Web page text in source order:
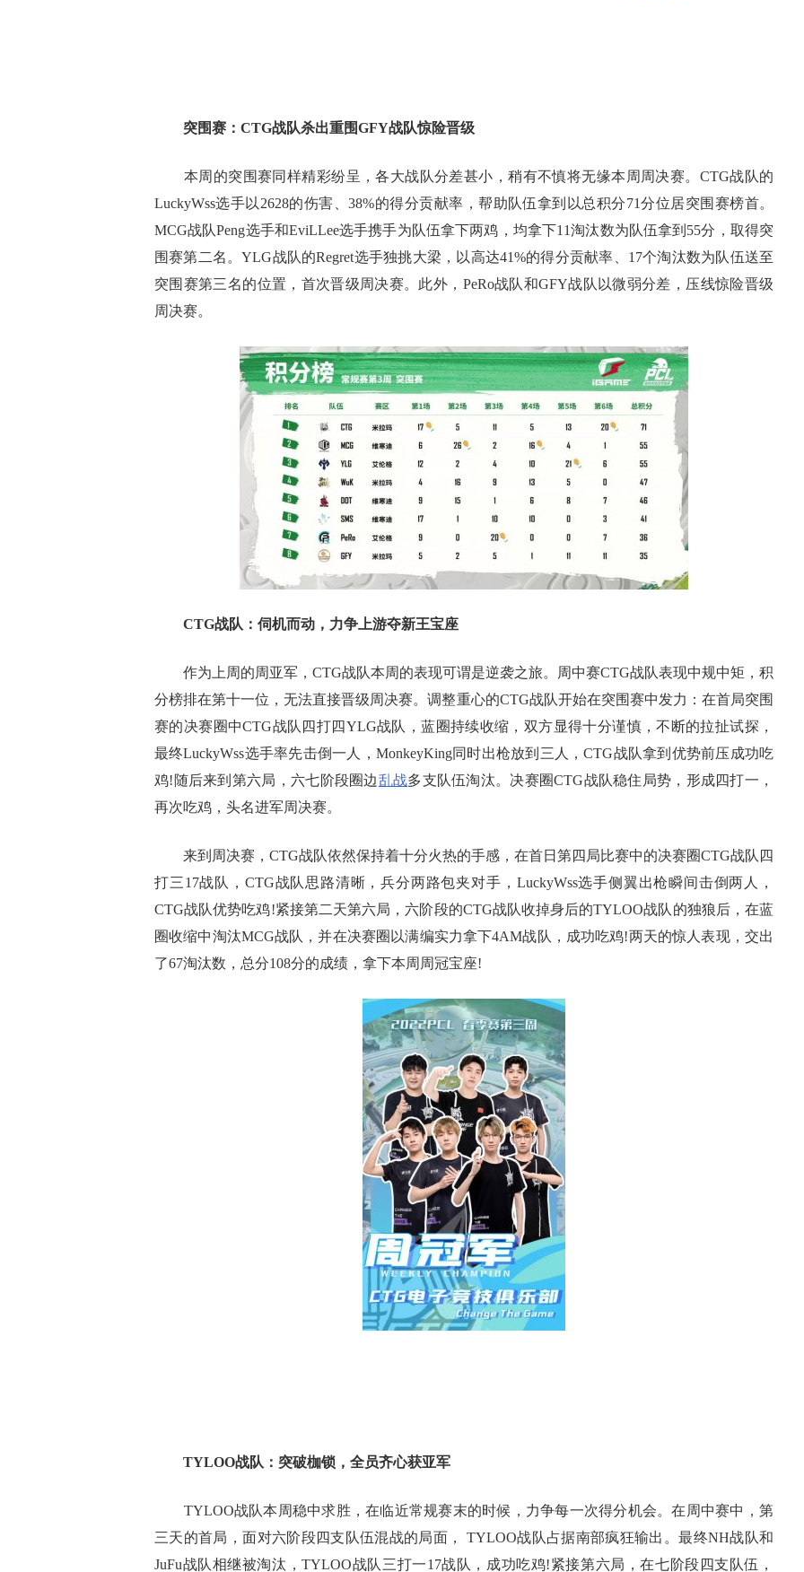
突围赛： CTG战队杀出重围GFY战队惊险晋级
本周的突围赛同样精彩纷呈，各大战队分差甚小，稍有不慎将无缘本周周决赛。CTG战队的
LuckyWss选手以2628的伤害、38%的得分贡献率，帮助队伍拿到以总积分71分位居突围赛榜首。
MCG战队Peng选手和EviLLee选手携手为队伍拿下两鸡，均拿下11淘汰数为队伍拿到55分，取得突
围赛第二名。YLG战队的Regret选手独挑大梁，以高达41%的得分贡献率、17个淘汰数为队伍送至
突围赛第三名的位置，首次晋级周决赛。此外，PeRo战队和GFY战队以微弱分差，压线惊险晋级
周决赛。
CTG战队：伺机而动，力争上游夺新王宝座
作为上周的周亚军，CTG战队本周的表现可谓是逆袭之旅。周中赛CTG战队表现中规中矩，积
分榜排在第十一位，无法直接晋级周决赛。调整重心的CTG战队开始在突围赛中发力：在首局突围
赛的决赛圈中CTG战队四打四YLG战队，蓝圈持续收缩，双方显得十分谨慎，不断的拉扯试探，
最终LuckyWss选手率先击倒一人，MonkeyKing同时出枪放到三人，CTG战队拿到优势前压成功吃
鸡!随后来到第六局，六七阶段圈边乱战多支队伍淘汰。决赛圈CTG战队稳住局势，形成四打一，
再次吃鸡，头名进军周决赛。
来到周决赛，CTG战队依然保持着十分火热的手感，在首日第四局比赛中的决赛圈CTG战队四
打三17战队，CTG战队思路清晰，兵分两路包夹对手，LuckyWss选手侧翼出枪瞬间击倒两人，
CTG战队优势吃鸡!紧接第二天第六局，六阶段的CTG战队收掉身后的TYLOO战队的独狼后，在蓝
圈收缩中淘汰MCG战队，并在决赛圈以满编实力拿下4AM战队，成功吃鸡!两天的惊人表现，交出
了67淘汰数，总分108分的成绩，拿下本周周冠宝座!
TYLOO战队：突破枷锁，全员齐心获亚军
TYLOO战队本周稳中求胜，在临近常规赛末的时候，力争每一次得分机会。在周中赛中，第
三天的首局，面对六阶段四支队伍混战的局面， TYLOO战队占据南部疯狂输出。最终NH战队和
JuFu战队相继被淘汰，TYLOO战队三打一17战队，成功吃鸡!紧接第六局，在七阶段四支队伍，